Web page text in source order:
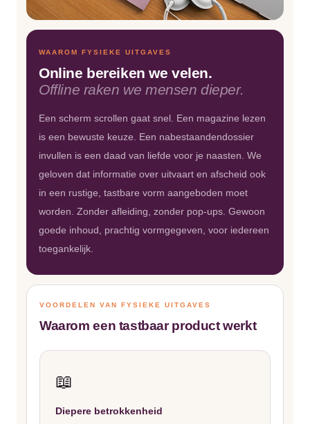
WAAROM FYSIEKE UITGAVES
Online bereiken we velen.
Offline raken we mensen dieper.
Een scherm scrollen gaat snel. Een magazine lezen
is een bewuste keuze. Een nabestaandendossier
invullen is een daad van liefde voor je naasten. We
geloven dat informatie over uitvaart en afscheid ook
in een rustige, tastbare vorm aangeboden moet
worden. Zonder afleiding, zonder pop-ups. Gewoon
goede inhoud, prachtig vormgegeven, voor iedereen
toegankelijk.
VOORDELEN VAN FYSIEKE UITGAVES
Waarom een tastbaar product werkt
📖
Diepere betrokkenheid